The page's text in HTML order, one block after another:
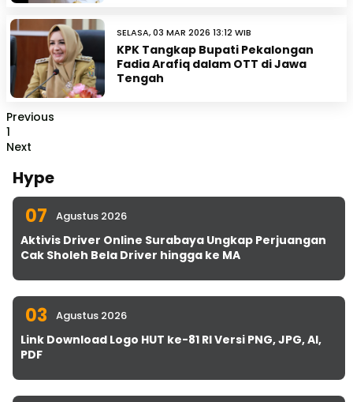
SELASA, 03 MAR 2026 13:12 WIB
KPK Tangkap Bupati Pekalongan
Fadia Arafiq dalam OTT di Jawa
Tengah
Previous
1
Next
Hype
07 Agustus 2026
Aktivis Driver Online Surabaya Ungkap Perjuangan
Cak Sholeh Bela Driver hingga ke MA
03 Agustus 2026
Link Download Logo HUT ke-81 RI Versi PNG, JPG, AI,
PDF